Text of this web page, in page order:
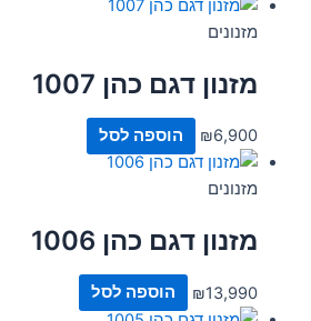
מזנונים
מזנון דגם כהן 1007
₪6,900 הוספה לסל
מזנונים
מזנון דגם כהן 1006
₪13,990 הוספה לסל